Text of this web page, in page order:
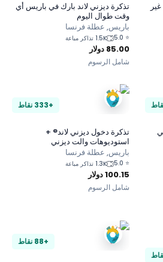
تذكرة ديزني لاند بارك في باريس أي
وقت طوال اليوم
باريس, عطلة فرنسا
5.0 1.5K تذاكر مباعة
85.00دولار
شامل الرسوم
تذكرة دخول ديزني لاند® +
استوديوهات والت ديزني
باريس, عطلة فرنسا
5.0 1.3K تذاكر مباعة
100.15دولار
شامل الرسوم